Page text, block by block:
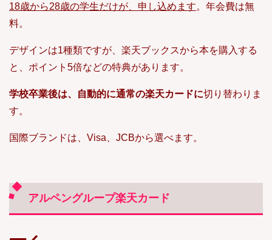
18歳から28歳の学生だけが、申し込めます。年会費は無
料。
デザインは1種類ですが、楽天ブックスから本を購入する
と、ポイント5倍などの特典があります。
学校卒業後は、自動的に通常の楽天カードに切り替わりま
す。
国際ブランドは、Visa、JCBから選べます。
アルペングループ楽天カード